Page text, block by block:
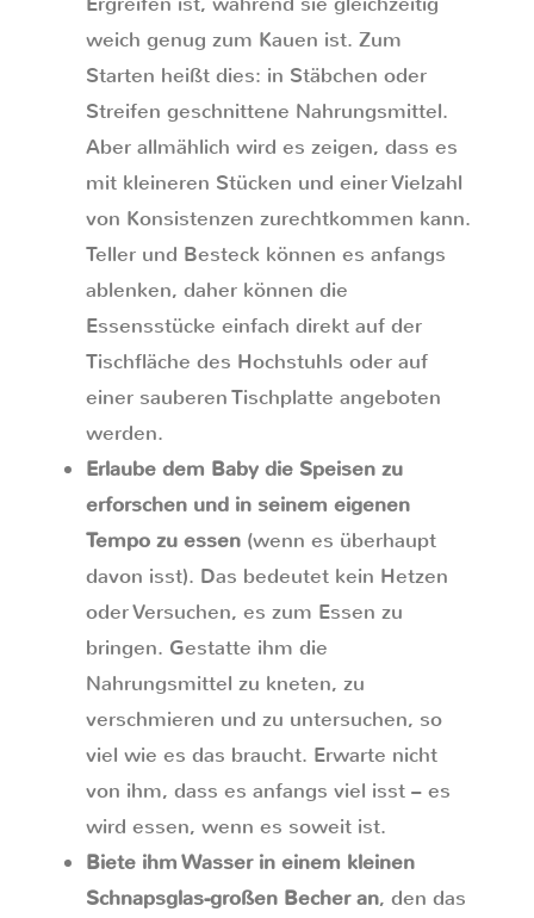
weich genug zum Kauen ist. Zum
Starten heißt dies: in Stäbchen oder
Streifen geschnittene Nahrungsmittel.
Aber allmählich wird es zeigen, dass es
mit kleineren Stücken und einer Vielzahl
von Konsistenzen zurechtkommen kann.
Teller und Besteck können es anfangs
ablenken, daher können die
Essensstücke einfach direkt auf der
Tischfläche des Hochstuhls oder auf
einer sauberen Tischplatte angeboten
werden.
Erlaube dem Baby die Speisen zu
erforschen und in seinem eigenen
Tempo zu essen (wenn es überhaupt
davon isst). Das bedeutet kein Hetzen
oder Versuchen, es zum Essen zu
bringen. Gestatte ihm die
Nahrungsmittel zu kneten, zu
verschmieren und zu untersuchen, so
viel wie es das braucht. Erwarte nicht
von ihm, dass es anfangs viel isst – es
wird essen, wenn es soweit ist.
Biete ihm Wasser in einem kleinen
Schnapsglas-großen Becher an, den das